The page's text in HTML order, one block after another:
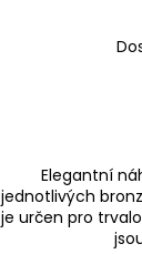
Elegantní
jednotlivých
je určen pro